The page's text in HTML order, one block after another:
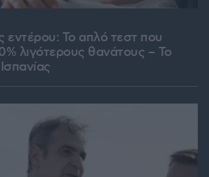
εντέρου: Το απλό τεστ που
λιγότερους θανάτους – Το